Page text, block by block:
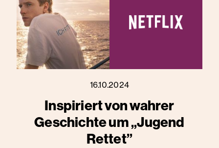
16.10.2024
Inspiriert von wahrer
Geschichte um „Jugend
Rettet”